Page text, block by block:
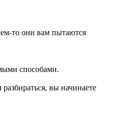
то они вам пытаются
способами.
вы начинаете